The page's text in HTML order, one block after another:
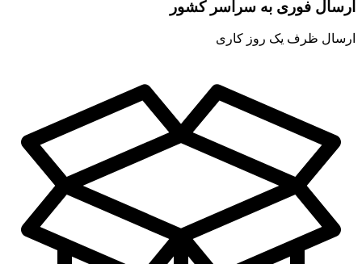
ارسال فوری به سراسر کشور
ارسال ظرف یک روز کاری